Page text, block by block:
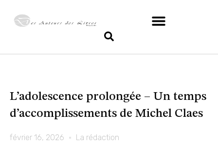
L’adolescence prolongée – Un temps
d’accomplissements de Michel Claes
février 16, 2026 La rédaction